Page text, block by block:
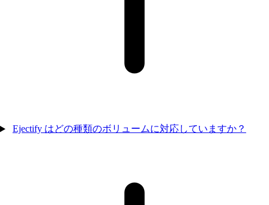
Ejectify はどの種類のボリュームに対応していますか？